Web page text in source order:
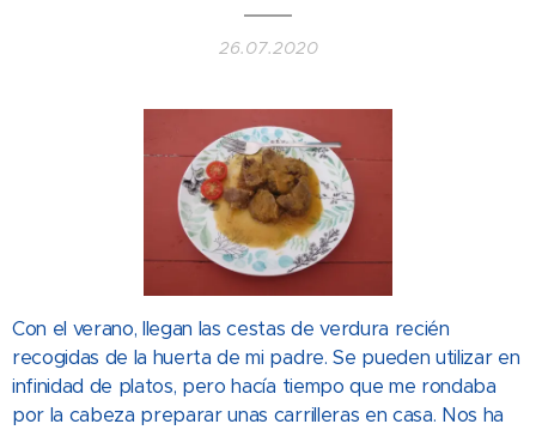
26.07.2020
Con el verano, llegan las cestas de verdura recién
recogidas de la huerta de mi padre. Se pueden utilizar en
infinidad de platos, pero hacía tiempo que me rondaba
por la cabeza preparar unas carrilleras en casa. Nos ha